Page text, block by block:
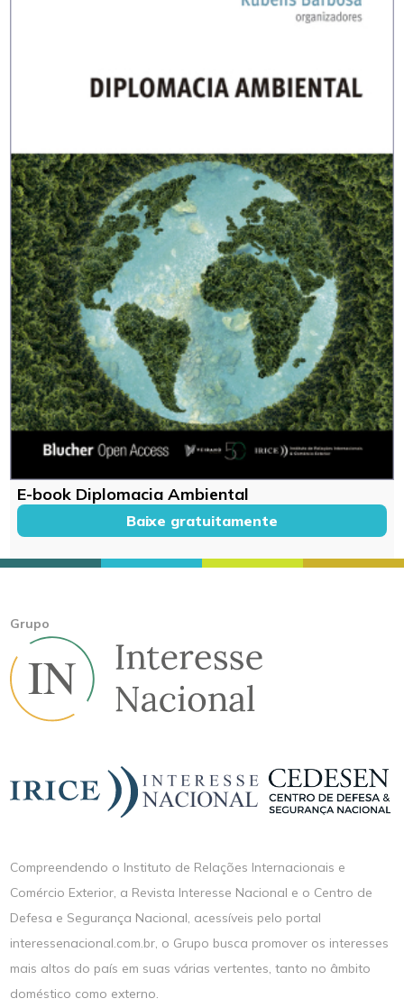
E-book Diplomacia Ambiental
Baixe gratuitamente
Grupo
Compreendendo o Instituto de Relações Internacionais e
Comércio Exterior, a Revista Interesse Nacional e o Centro de
Defesa e Segurança Nacional, acessíveis pelo portal
interessenacional.com.br, o Grupo busca promover os interesses
mais altos do país em suas várias vertentes, tanto no âmbito
doméstico como externo.